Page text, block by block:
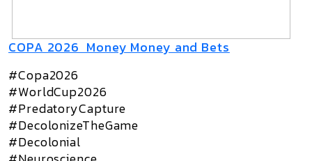
COPA 2026 Money Money and Bets
#Copa2026
#WorldCup2026
#PredatoryCapture
#DecolonizeTheGame
#Decolonial